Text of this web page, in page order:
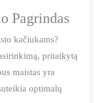
Pagrindas
kačiukams?
pritaikytą
maistas yra
optimalų